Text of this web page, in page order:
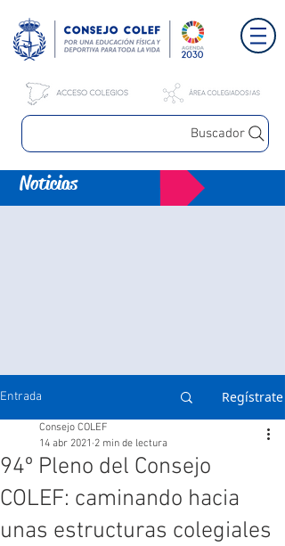
Buscador
Noticias
Entrada Regístrate
94º Pleno del Consejo
COLEF: caminando hacia
unas estructuras colegiales
Consejo COLEF
14 abr 2021 2 min de lectura